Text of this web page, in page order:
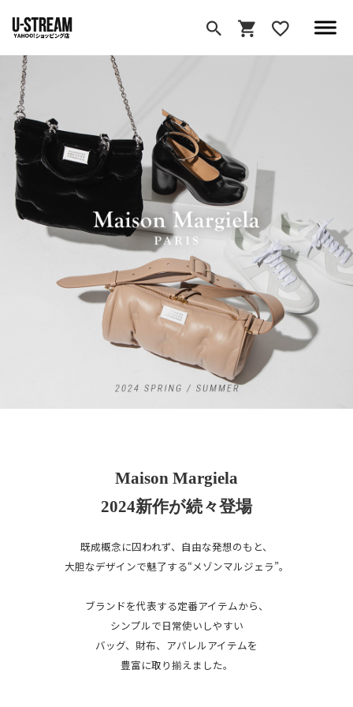
Maison Margiela
2024新作が続々登場
既成概念に囚われず、自由な発想のもと、
大胆なデザインで魅了する“メゾンマルジェラ”。
ブランドを代表する定番アイテムから、
シンプルで日常使いしやすい
バッグ、財布、アパレルアイテムを
豊富に取り揃えました。